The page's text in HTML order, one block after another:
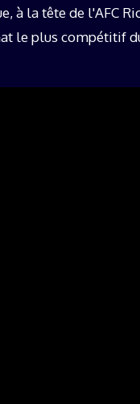
à la tête de l'AFC
le plus compétitif